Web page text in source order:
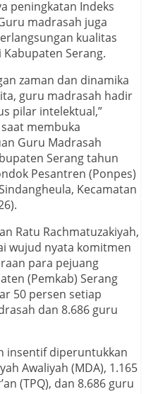
peningkatan Indeks
madrasah juga
kualitas
Serang.
zaman dan dinamika
guru madrasah hadir
pilar intelektual,”
membuka
Guru Madrasah
Serang tahun
Pesantren (Ponpes)
Kecamatan
Ratu Rachmatuzakiyah,
wujud nyata komitmen
para pejuang
(Pemkab) Serang
50 persen setiap
dan 8.686 guru
insentif diperuntukkan
Awaliyah (MDA), 1.165
(TPQ), dan 8.686 guru